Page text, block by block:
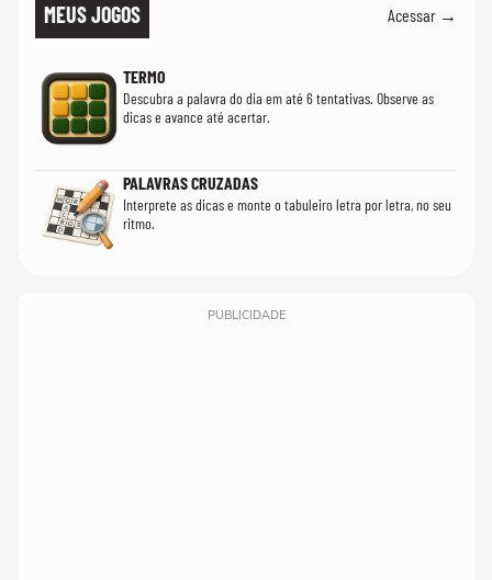
MEUS JOGOS Acessar →
TERMO
Descubra a palavra do dia em até 6 tentativas. Observe as
dicas e avance até acertar.
PALAVRAS CRUZADAS
Interprete as dicas e monte o tabuleiro letra por letra, no seu
ritmo.
PUBLICIDADE